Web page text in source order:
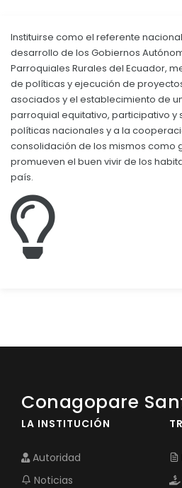
Instituirse como el referente
desarrollo de los Gobiernos
Parroquiales Rurales del Ecuador,
de políticas y ejecución de
asociados y el establecimiento de
parroquial equitativo, participativo y
políticas nacionales y a la
consolidación de los mismos como
promueven el buen vivir de los
país.
Conagopare
LA INSTITUCIÓN
Autoridad
Noticias